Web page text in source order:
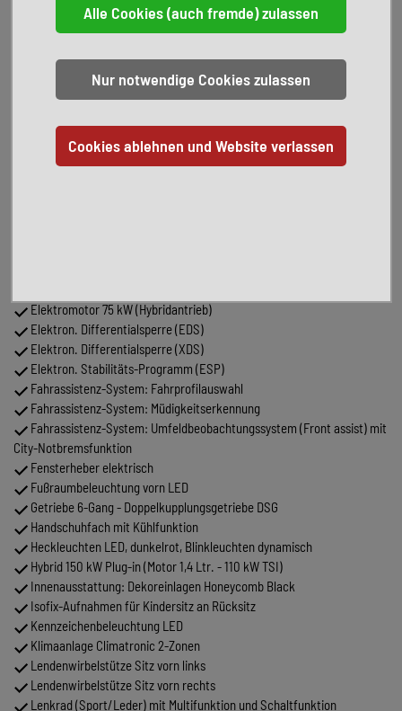
Ambiente-Beleuchtung
Audiosystem Composition Media (Touchscreen, Radio/CD-Player, MP3,
Ausstattung GTE
Außenspiegel mit autom. Absenkfunktion, rechts
Blinkleuchte in Außenspiegel integriert
Bremsassistent
Elektromotor 75 kW (Hybridantrieb)
Elektron. Differentialsperre (EDS)
Elektron. Differentialsperre (XDS)
Elektron. Stabilitäts-Programm (ESP)
Fahrassistenz-System: Fahrprofilauswahl
Fahrassistenz-System: Müdigkeitserkennung
Fahrassistenz-System: Umfeldbeobachtungssystem (Front assist) mit
City-Notbremsfunktion
Fensterheber elektrisch
Fußraumbeleuchtung vorn LED
Getriebe 6-Gang - Doppelkupplungsgetriebe DSG
Handschuhfach mit Kühlfunktion
Heckleuchten LED, dunkelrot, Blinkleuchten dynamisch
Hybrid 150 kW Plug-in (Motor 1,4 Ltr. - 110 kW TSI)
Innenausstattung: Dekoreinlagen Honeycomb Black
Isofix-Aufnahmen für Kindersitz an Rücksitz
Kennzeichenbeleuchtung LED
Klimaanlage Climatronic 2-Zonen
Lendenwirbelstütze Sitz vorn links
Lendenwirbelstütze Sitz vorn rechts
Lenkrad (Sport/Leder) mit Multifunktion und Schaltfunktion